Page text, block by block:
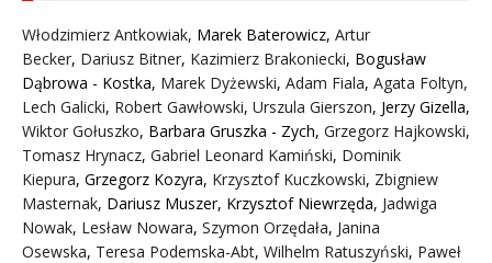
Włodzimierz Antkowiak, Marek Baterowicz, Artur
Becker, Dariusz Bitner, Kazimierz Brakoniecki, Bogusław
Dąbrowa - Kostka, Marek Dyżewski, Adam Fiala, Agata Foltyn,
Lech Galicki, Robert Gawłowski, Urszula Gierszon, Jerzy Gizella,
Wiktor Gołuszko, Barbara Gruszka - Zych, Grzegorz Hajkowski,
Tomasz Hrynacz, Gabriel Leonard Kamiński, Dominik
Kiepura, Grzegorz Kozyra, Krzysztof Kuczkowski, Zbigniew
Masternak, Dariusz Muszer, Krzysztof Niewrzęda, Jadwiga
Nowak, Lesław Nowara, Szymon Orzędała, Janina
Osewska, Teresa Podemska-Abt, Wilhelm Ratuszyński, Paweł